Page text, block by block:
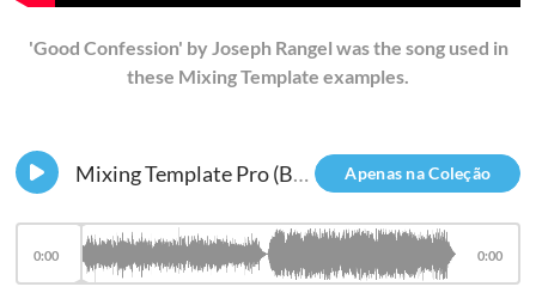
'Good Confession' by Joseph Rangel was the song used in
these Mixing Template examples.
Apenas na Coleção
Mixing Template Pro (Before & After)
0:00 0:00